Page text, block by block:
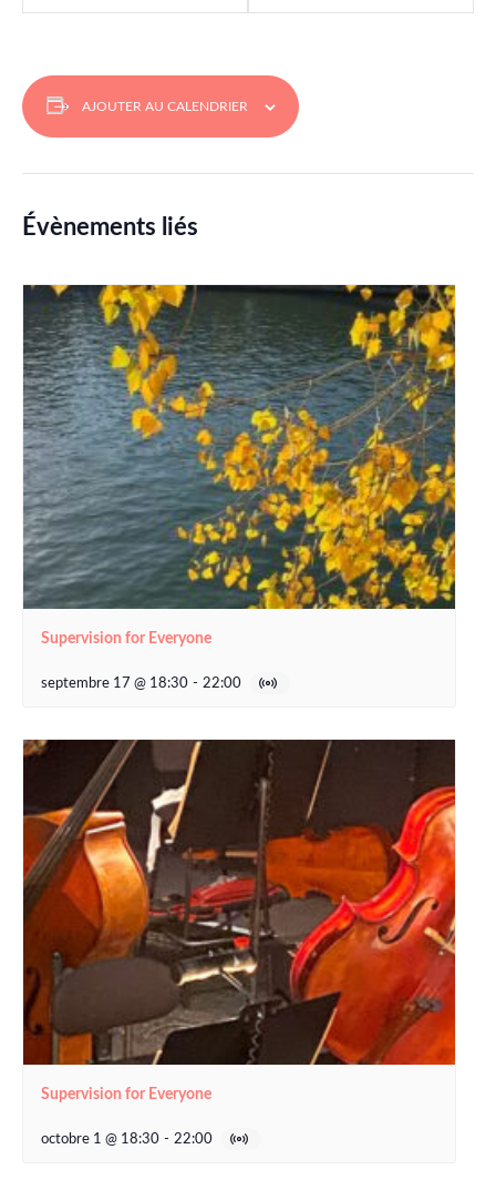
AJOUTER AU CALENDRIER
Évènements liés
Supervision for Everyone
septembre 17 @ 18:30 - 22:00
Supervision for Everyone
octobre 1 @ 18:30 - 22:00